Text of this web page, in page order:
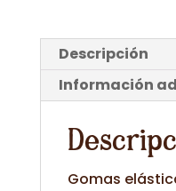
Descripción
Información
Gomas